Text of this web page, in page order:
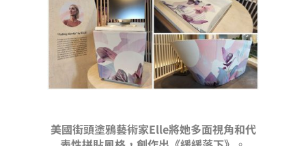
美國街頭塗鴉藝術家Elle將她多面視角和代